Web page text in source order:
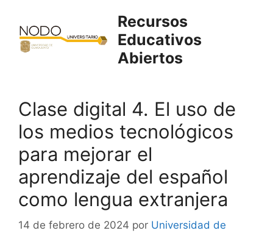
contenido
Recursos
Educativos
Abiertos
Clase digital 4. El uso de
los medios tecnológicos
para mejorar el
aprendizaje del español
como lengua extranjera
14 de febrero de 2024 por Universidad de